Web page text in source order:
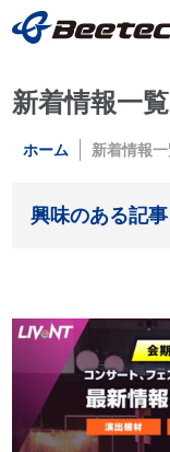
新着情報一覧
ホーム 新着情報
興味のある記